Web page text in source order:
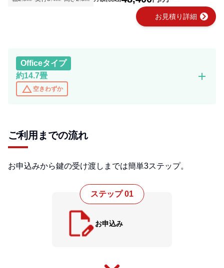
お見積り詳細 chevron_right
Officeタイプ
約14.7畳
change_history 空きわずか
add
ご利用までの流れ
お申込みから鍵の受け渡しまでは簡単3ステップ。
ステップ 01
お申込み